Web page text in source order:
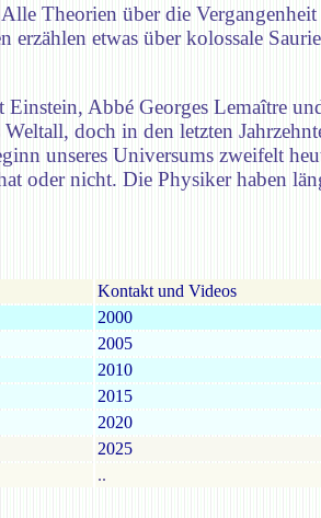
Theorien über die Vergangenheit
etwas über kolossale
Abbé Georges Lemaître
doch in den letzten
unseres Universums zweifelt
oder nicht. Die Physiker haben
Kontakt und Videos
2000
2005
2010
2015
2020
2025
..